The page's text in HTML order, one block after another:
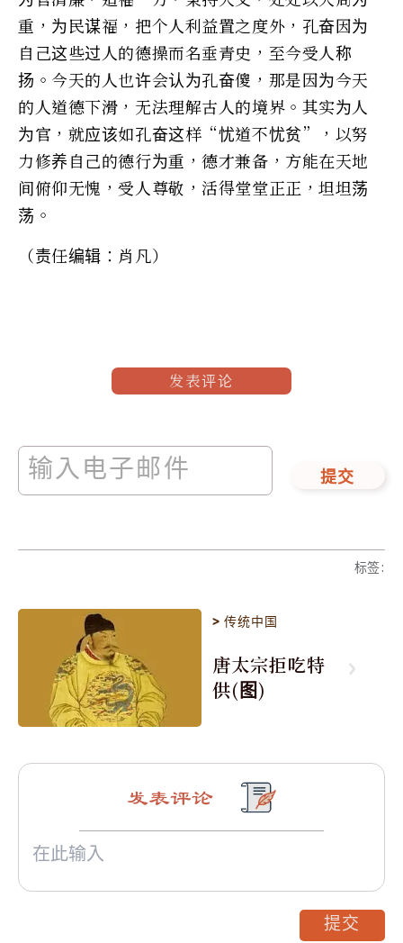
重，为民谋福，把个人利益置之度外，孔奋因为
自己这些过人的德操而名垂青史，至今受人称
扬。今天的人也许会认为孔奋傻，那是因为今天
的人道德下滑，无法理解古人的境界。其实为人
为官，就应该如孔奋这样“忧道不忧贫”，以努
力修养自己的德行为重，德才兼备，方能在天地
间俯仰无愧，受人尊敬，活得堂堂正正，坦坦荡
荡。
（责任编辑：肖凡）
发表评论
提交
标签:
>传统中国
唐太宗拒吃特
供(图)
发表评论
提交